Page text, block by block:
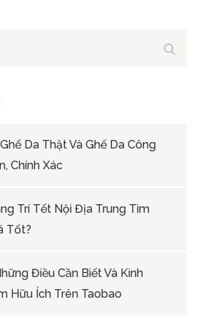
Da Thật Và Ghế Da Công
Chính Xác
Trí Tết Nội Địa Trung Tìm
Tốt?
Điều Cần Biết Và Kinh
Hữu Ích Trên Taobao